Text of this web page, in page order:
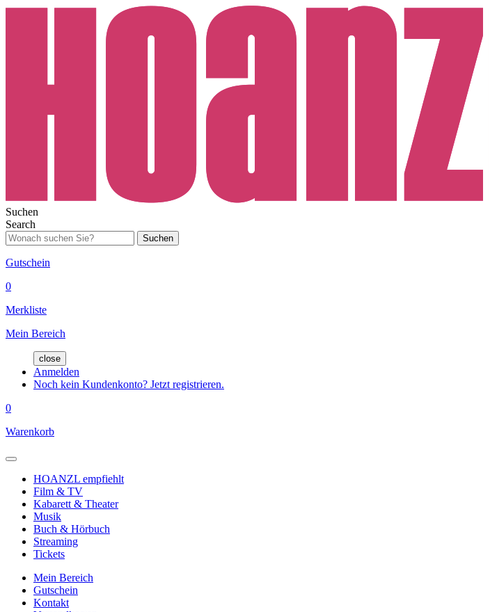
Suchen
Search
Suchen
Gutschein
0
Merkliste
Mein Bereich
close
Anmelden
Noch kein Kundenkonto? Jetzt registrieren.
0
Warenkorb
HOANZL empfiehlt
Film & TV
Kabarett & Theater
Musik
Buch & Hörbuch
Streaming
Tickets
Mein Bereich
Gutschein
Kontakt